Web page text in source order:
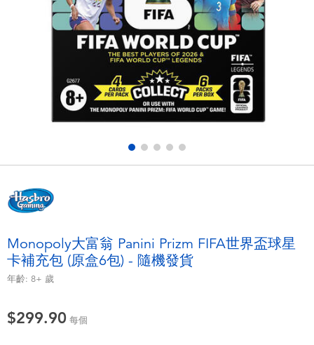
電子玩具
遊戲及拼圖系列
益智學習玩具
毛毛公仔玩具
playpop
LeapFrog跳跳蛙
Monopoly大富翁 Panini Prizm FIFA世界盃球星
卡補充包 (原盒6包) - 隨機發貨
年齡: 8+ 歲
$299.90 每個